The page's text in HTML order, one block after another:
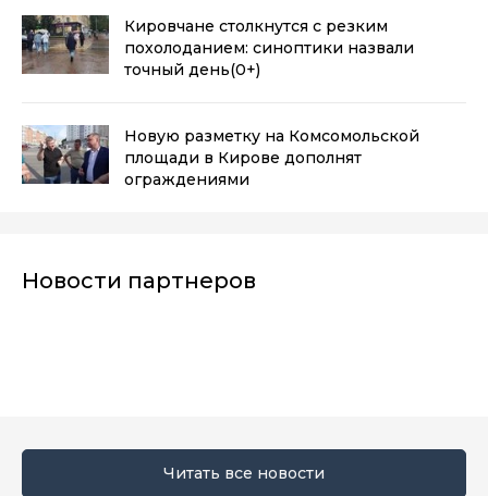
Кировчане столкнутся с резким
похолоданием: синоптики назвали
точный день(0+)
Новую разметку на Комсомольской
площади в Кирове дополнят
ограждениями
Новости партнеров
Читать все новости